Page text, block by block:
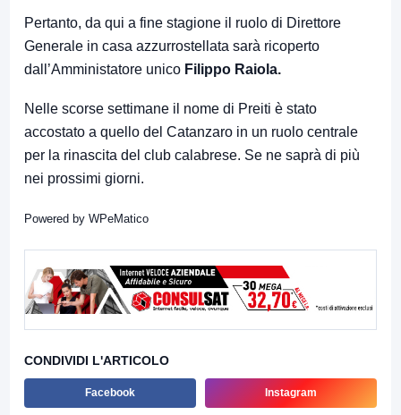
Pertanto, da qui a fine stagione il ruolo di Direttore
Generale in casa azzurrostellata sarà ricoperto
dall’Amministatore unico Filippo Raiola.
Nelle scorse settimane il nome di Preiti è stato
accostato a quello del Catanzaro in un ruolo centrale
per la rinascita del club calabrese. Se ne saprà di più
nei prossimi giorni.
Powered by WPeMatico
CONDIVIDI L'ARTICOLO
Facebook Instagram